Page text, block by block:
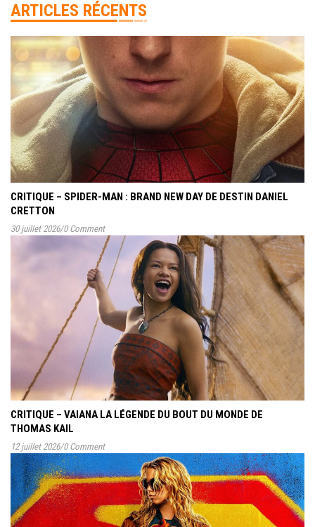
ARTICLES RÉCENTS
CRITIQUE – SPIDER-MAN : BRAND NEW DAY DE DESTIN DANIEL
CRETTON
30 juillet 2026/0 Comment
CRITIQUE – VAIANA LA LÉGENDE DU BOUT DU MONDE DE
THOMAS KAIL
12 juillet 2026/0 Comment